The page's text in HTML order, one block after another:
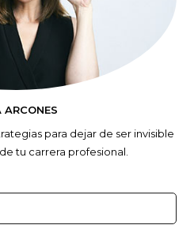
ARCONES
para dejar de ser invisible
tu carrera profesional.